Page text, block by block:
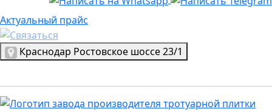
Актуальный прайс
Актуальный прайс
Выбрать город
Краснодар Ростовское шоссе 23/1
Логотип, переход на главную страницу